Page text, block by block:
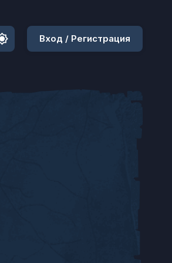
Вход / Регистрация